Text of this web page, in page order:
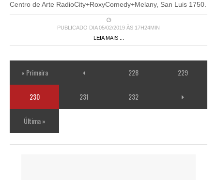
Centro de Arte RadioCity+RoxyComedy+Melany, San Luis 1750.
PUBLICADO DIA 05/02/2019 ÀS 17H24MIN
LEIA MAIS ...
« Primeira 228 229
230 231 232
Última »